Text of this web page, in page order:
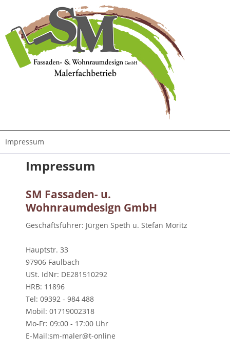
Impressum
Impressum
SM Fassaden- u.
Wohnraumdesign GmbH
Geschäftsführer: Jürgen Speth u. Stefan Moritz
Hauptstr. 33
97906 Faulbach
USt. IdNr: DE281510292
HRB: 11896
Tel: 09392 - 984 488
Mobil: 01719002318
Mo-Fr: 09:00 - 17:00 Uhr
E-Mail:sm-maler@t-online